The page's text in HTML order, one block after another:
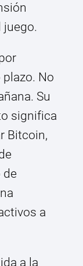
juego.
No
Su
significa
Bitcoin,
de
a
a la